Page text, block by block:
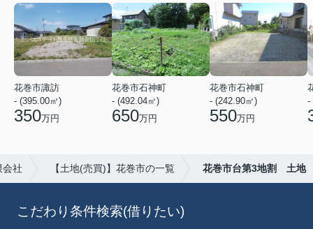
花巻市諏訪
- (395.00㎡)
350万円
花巻市石神町
- (492.04㎡)
650万円
花巻市石神町
- (242.90㎡)
550万円
-
会社 【土地(売買)】花巻市の一覧 花巻市台第3地割 土地
こだわり条件検索(借りたい)